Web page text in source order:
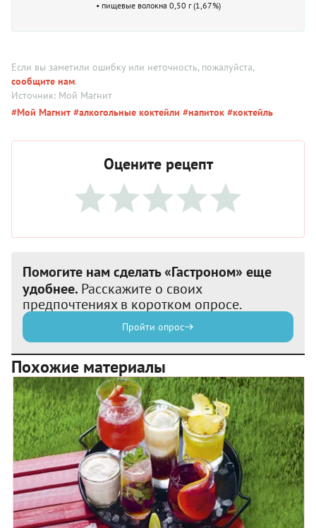
• пищевые волокна 0,50 г (1,67%)
Если вы заметили ошибку или неточность, пожалуйста,
сообщите нам.
Источник: Мой Магнит
#Мой Магнит #алкогольные коктейли #напиток #коктейль
Оцените рецепт
Помогите нам сделать «Гастроном» еще
удобнее. Расскажите о своих
предпочтениях в коротком опросе.
Пройти опрос
Похожие материалы